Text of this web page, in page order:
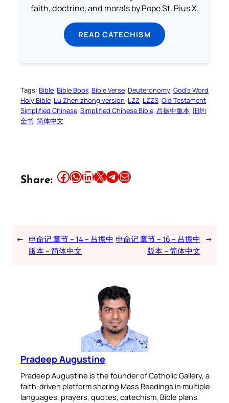
faith, doctrine, and morals by Pope St. Pius X.
READ CATECHISM
Tags: Bible Bible Book Bible Verse Deuteronomy God’s Word
Holy Bible Lu Zhen zhong version LZZ LZZS Old Testament
Simplified Chinese Simplified Chinese Bible 吕振中版本 旧约
全书 简体中文
Share: Share this article on Facebook Share this article on WhatsApp Share this article on LinkedIn Share this article on X Share this article on TelegramEmail this Article
← 申命记 章节 – 14 – 吕振中
版本 – 简体中文
申命记 章节 – 16 – 吕振中
版本 – 简体中文
→
Pradeep Augustine
Pradeep Augustine is the founder of Catholic Gallery, a
faith-driven platform sharing Mass Readings in multiple
languages, prayers, quotes, catechism, Bible plans,